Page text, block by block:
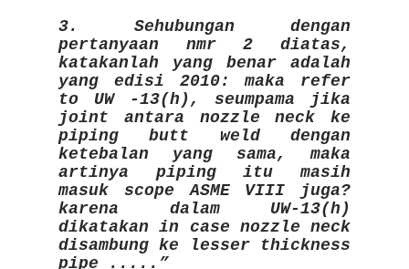
3. Sehubungan dengan
pertanyaan nmr 2 diatas,
katakanlah yang benar adalah
yang edisi 2010: maka refer
to UW -13(h), seumpama jika
joint antara nozzle neck ke
piping butt weld dengan
ketebalan yang sama, maka
artinya piping itu masih
masuk scope ASME VIII juga?
karena dalam UW-13(h)
dikatakan in case nozzle neck
disambung ke lesser thickness
pipe .....